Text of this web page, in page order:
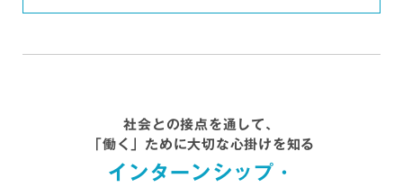
社会との接点を通して、
「働く」ために大切な心掛けを知る
インターンシップ・
ファーストリテイリング、エルメスジャポン、ルイ・ヴィト
ンジャバン、LVMH、ヨウジヤマモト、イッセイミヤケ、ト
ゥモローランド、アダストリア、青山商事、エービーシー・